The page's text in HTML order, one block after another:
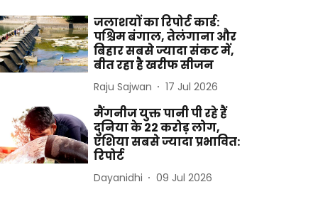
जलाशयों का रिपोर्ट कार्ड:
पश्चिम बंगाल, तेलंगाना और
बिहार सबसे ज्यादा संकट में,
बीत रहा है खरीफ सीजन
Raju Sajwan 17 Jul 2026
मैंगनीज युक्त पानी पी रहे हैं
दुनिया के 22 करोड़ लोग,
एशिया सबसे ज्यादा प्रभावित:
रिपोर्ट
Dayanidhi 09 Jul 2026